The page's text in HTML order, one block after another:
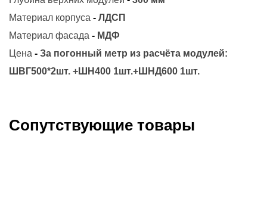
Материал корпуса - ЛДСП
Материал фасада - МДФ
Цена - За погонный метр из расчёта модулей:
ШВГ500*2шт. +ШН400 1шт.+ШНД600 1шт.
Сопутствующие товары